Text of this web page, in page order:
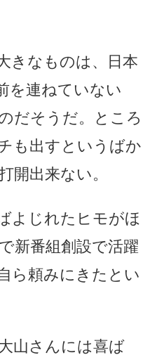
きなものは、日本
を連ねていない
だそうだ。ところ
も出すというばか
開出来ない。
よじれたヒモがほ
新番組創設で活躍
ら頼みにきたとい
山さんには喜ば